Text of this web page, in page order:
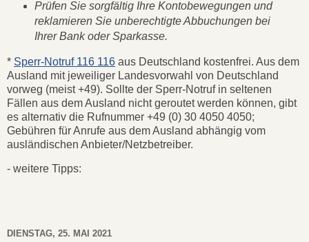
Prüfen Sie sorgfältig Ihre Kontobewegungen und
reklamieren Sie unberechtigte Abbuchungen bei
Ihrer Bank oder Sparkasse.
* Sperr-Notruf 116 116 aus Deutschland kostenfrei. Aus dem
Ausland mit jeweiliger Landesvorwahl von Deutschland
vorweg (meist +49). Sollte der Sperr-Notruf in seltenen
Fällen aus dem Ausland nicht geroutet werden können, gibt
es alternativ die Rufnummer +49 (0) 30 4050 4050;
Gebühren für Anrufe aus dem Ausland abhängig vom
ausländischen Anbieter/Netzbetreiber.
- weitere Tipps:
DIENSTAG, 25. MAI 2021